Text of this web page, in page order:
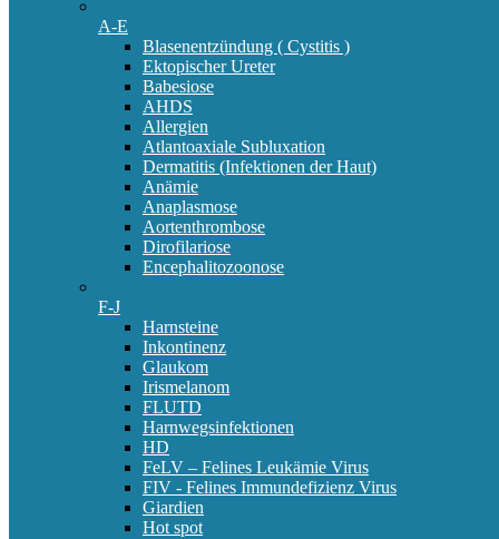
A-E
Blasenentzündung ( Cystitis )
Ektopischer Ureter
Babesiose
AHDS
Allergien
Atlantoaxiale Subluxation
Dermatitis (Infektionen der Haut)
Anämie
Anaplasmose
Aortenthrombose
Dirofilariose
Encephalitozoonose
F-J
Harnsteine
Inkontinenz
Glaukom
Irismelanom
FLUTD
Harnwegsinfektionen
HD
FeLV – Felines Leukämie Virus
FIV - Felines Immundefizienz Virus
Giardien
Hot spot